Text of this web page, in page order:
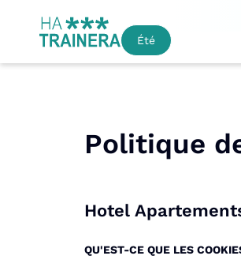
Été
Politique
Hotel
QU'EST-CE QUE LES